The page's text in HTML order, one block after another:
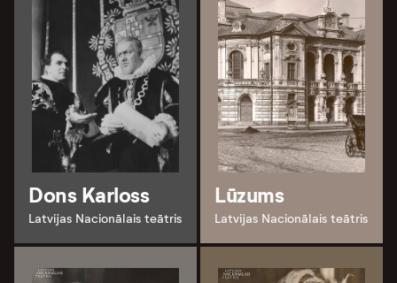
Dons Karloss
Latvijas Nacionālais teātris
Lūzums
Latvijas Nacionālais teātris